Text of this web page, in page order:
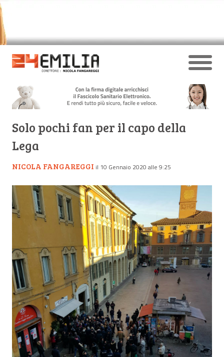
Solo pochi fan per il capo della
Lega
NICOLA FANGAREGGI il 10 Gennaio 2020 alle 9:25